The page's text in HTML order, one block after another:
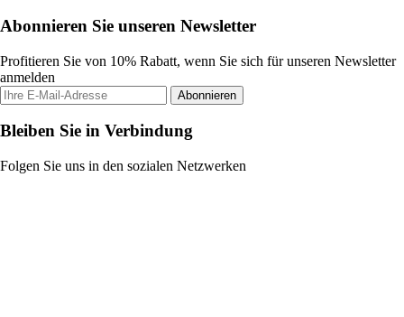
Abonnieren Sie unseren Newsletter
Profitieren Sie von 10% Rabatt, wenn Sie sich für unseren Newsletter
anmelden
Abonnieren
Bleiben Sie in Verbindung
Folgen Sie uns in den sozialen Netzwerken